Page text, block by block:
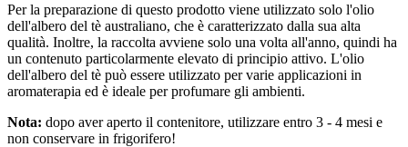
Per la preparazione di questo prodotto viene utilizzato solo l'olio
dell'albero del tè australiano, che è caratterizzato dalla sua alta
qualità. Inoltre, la raccolta avviene solo una volta all'anno, quindi ha
un contenuto particolarmente elevato di principio attivo. L'olio
dell'albero del tè può essere utilizzato per varie applicazioni in
aromaterapia ed è ideale per profumare gli ambienti.
Nota: dopo aver aperto il contenitore, utilizzare entro 3 - 4 mesi e
non conservare in frigorifero!